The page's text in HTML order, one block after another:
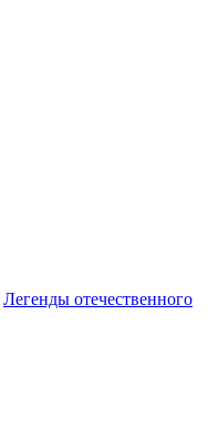
Легенды отечественного